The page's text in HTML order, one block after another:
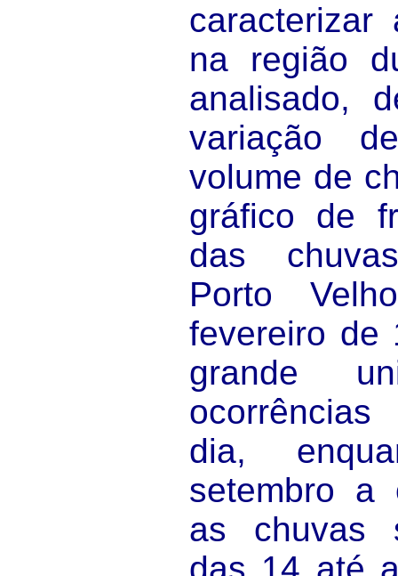
caracterizar
na região
analisado,
variação
volume de
gráfico de
das
Porto
fevereiro de
grande
dia,
setembro a
as chuvas